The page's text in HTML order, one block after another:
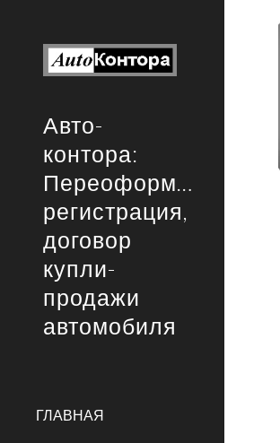
Авто-
контора:
Переоформление,
регистрация,
договор
купли-
продажи
автомобиля
ГЛАВНАЯ